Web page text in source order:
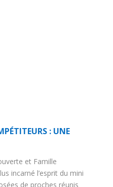
: UNE
et Famille
incarné l’esprit du mini
de proches réunis